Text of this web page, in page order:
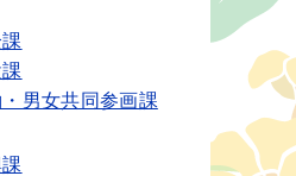
男女共同参画課